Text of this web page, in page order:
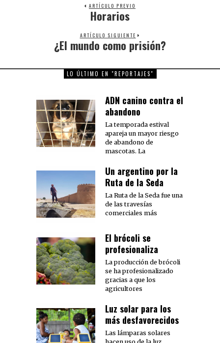
ARTÍCULO PREVIO
Previous
Horarios
ARTÍCULO SIGUIENTE
Next
¿El mundo como prisión?
LO ÚLTIMO EN "REPORTAJES"
ADN canino contra el
abandono
La temporada estival
apareja un mayor riesgo
de abandono de
mascotas. La
Un argentino por la
Ruta de la Seda
La Ruta de la Seda fue una
de las travesías
comerciales más
El brócoli se
profesionaliza
La producción de brócoli
se ha profesionalizado
gracias a que los
agricultores
Luz solar para los
más desfavorecidos
Las lámparas solares